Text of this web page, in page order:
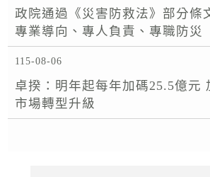
政院通過《災害防救法》部分條
專業導向、專人負責、專職防災
115-08-06
卓揆：明年起每年加碼25.5億元
市場轉型升級